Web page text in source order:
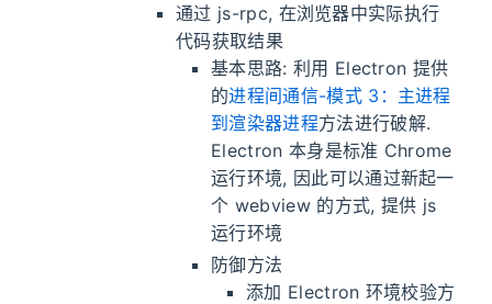
通过 js-rpc, 在浏览器中实际执行
代码获取结果
基本思路: 利用 Electron 提供
的进程间通信-模式 3：主进程
到渲染器进程方法进行破解.
Electron 本身是标准 Chrome
运行环境, 因此可以通过新起一
个 webview 的方式, 提供 js
运行环境
防御方法
添加 Electron 环境校验方